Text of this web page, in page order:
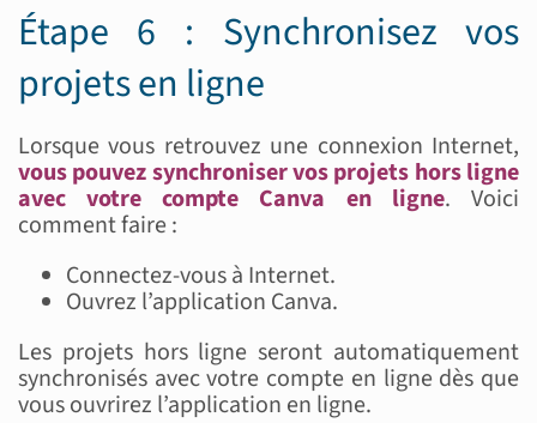
Étape 6 : Synchronisez vos
projets en ligne
Lorsque vous retrouvez une connexion Internet,
vous pouvez synchroniser vos projets hors ligne
avec votre compte Canva en ligne. Voici
comment faire :
Connectez-vous à Internet.
Ouvrez l’application Canva.
Les projets hors ligne seront automatiquement
synchronisés avec votre compte en ligne dès que
vous ouvrirez l’application en ligne.